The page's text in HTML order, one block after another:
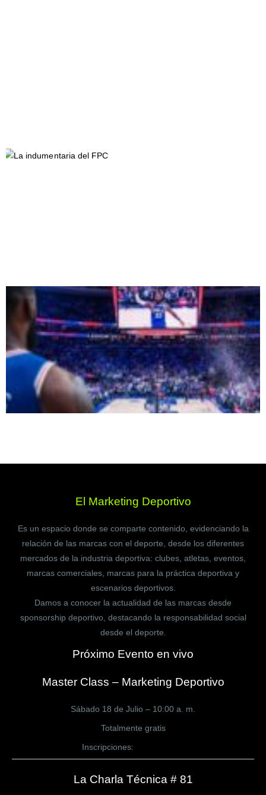
El Marketing Deportivo
Es un espacio donde se comparte contenido, evidenciando la
relación de las marcas con el deporte, desde los diferentes
mercados de la industria deportiva: clubes, atletas, eventos,
marcas comerciales, marcas para la práctica deportiva y
escenarios deportivos.
Damos a conocer la actualidad de las marcas desde
sponsorship deportivo, destacando la responsabilidad social
desde el deporte.
Próximo Evento en vivo
Master Class – Marketing Deportivo
Sábado 18 de Julio – 10:00 a. m.
Totalmente gratis
Inscripciones:
La Charla Técnica # 81